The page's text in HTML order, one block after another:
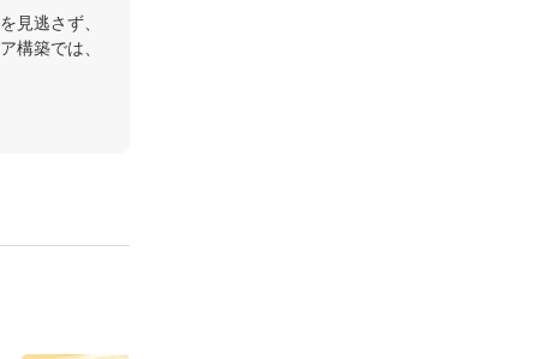
見逃さず、
構築では、